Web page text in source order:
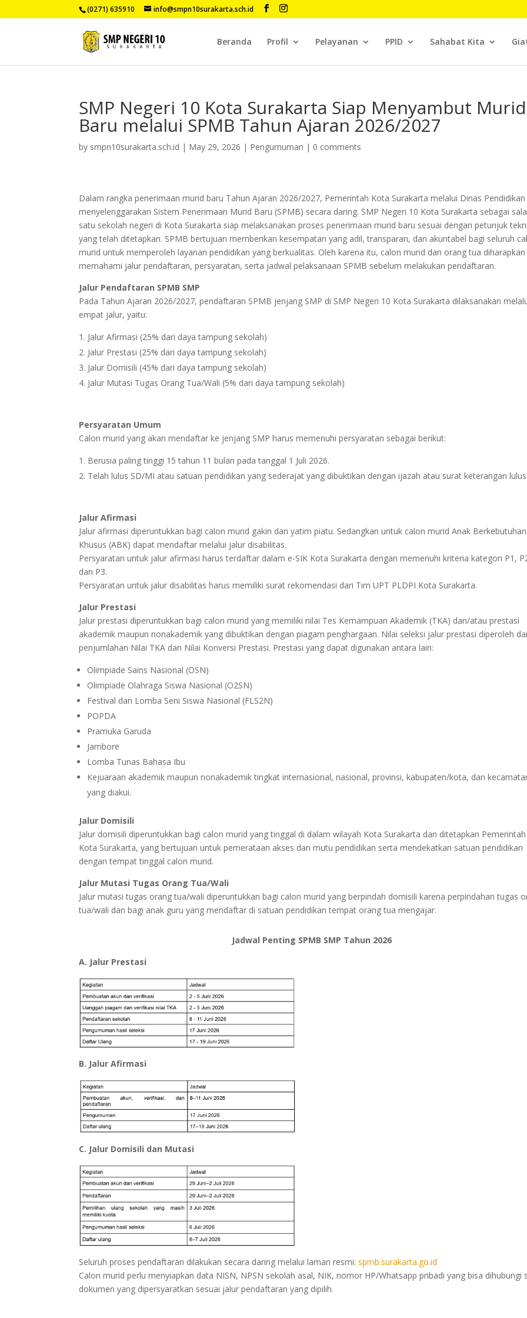
(0271) 635910 info@smpn10surakarta.sch.id
Beranda Profil Pelayanan PPID Sahabat Kita
SMP Negeri 10 Kota Surakarta Siap Menyambut Murid
Baru melalui SPMB Tahun Ajaran 2026/2027
by smpn10surakarta.sch.id | May 29, 2026 | Pengumuman | 0 comments
Dalam rangka penerimaan murid baru Tahun Ajaran 2026/2027, Pemerintah Kota Surakarta melalui Dinas Pendidikan
menyelenggarakan Sistem Penerimaan Murid Baru (SPMB) secara daring. SMP Negeri 10 Kota Surakarta sebagai
satu sekolah negeri di Kota Surakarta siap melaksanakan proses penerimaan murid baru sesuai dengan petunjuk
yang telah ditetapkan. SPMB bertujuan memberikan kesempatan yang adil, transparan, dan akuntabel bagi seluruh
murid untuk memperoleh layanan pendidikan yang berkualitas. Oleh karena itu, calon murid dan orang tua diharapkan
memahami jalur pendaftaran, persyaratan, serta jadwal pelaksanaan SPMB sebelum melakukan pendaftaran.
Jalur Pendaftaran SPMB SMP
Pada Tahun Ajaran 2026/2027, pendaftaran SPMB jenjang SMP di SMP Negeri 10 Kota Surakarta dilaksanakan
empat jalur, yaitu:
Jalur Afirmasi (25% dari daya tampung sekolah)
Jalur Prestasi (25% dari daya tampung sekolah)
Jalur Domisili (45% dari daya tampung sekolah)
Jalur Mutasi Tugas Orang Tua/Wali (5% dari daya tampung sekolah)
Persyaratan Umum
Calon murid yang akan mendaftar ke jenjang SMP harus memenuhi persyaratan sebagai berikut:
Berusia paling tinggi 15 tahun 11 bulan pada tanggal 1 Juli 2026.
Telah lulus SD/MI atau satuan pendidikan yang sederajat yang dibuktikan dengan ijazah atau surat keterangan
Jalur Afirmasi
Jalur afirmasi diperuntukkan bagi calon murid gakin dan yatim piatu. Sedangkan untuk calon murid Anak Berkebutuhan
Khusus (ABK) dapat mendaftar melalui jalur disabilitas.
Persyaratan untuk jalur afirmasi harus terdaftar dalam e-SIK Kota Surakarta dengan memenuhi kriteria kategori P1,
dan P3.
Persyaratan untuk jalur disabilitas harus memiliki surat rekomendasi dari Tim UPT PLDPI Kota Surakarta.
Jalur Prestasi
Jalur prestasi diperuntukkan bagi calon murid yang memiliki nilai Tes Kemampuan Akademik (TKA) dan/atau prestasi
akademik maupun nonakademik yang dibuktikan dengan piagam penghargaan. Nilai seleksi jalur prestasi diperoleh
penjumlahan Nilai TKA dan Nilai Konversi Prestasi. Prestasi yang dapat digunakan antara lain:
Olimpiade Sains Nasional (OSN)
Olimpiade Olahraga Siswa Nasional (O2SN)
Festival dan Lomba Seni Siswa Nasional (FLS2N)
POPDA
Pramuka Garuda
Jambore
Lomba Tunas Bahasa Ibu
Kejuaraan akademik maupun nonakademik tingkat internasional, nasional, provinsi, kabupaten/kota, dan
yang diakui.
Jalur Domisili
Jalur domisili diperuntukkan bagi calon murid yang tinggal di dalam wilayah Kota Surakarta dan ditetapkan Pemerintah
Kota Surakarta, yang bertujuan untuk pemerataan akses dan mutu pendidikan serta mendekatkan satuan pendidikan
dengan tempat tinggal calon murid.
Jalur Mutasi Tugas Orang Tua/Wali
Jalur mutasi tugas orang tua/wali diperuntukkan bagi calon murid yang berpindah domisili karena perpindahan tugas
tua/wali dan bagi anak guru yang mendaftar di satuan pendidikan tempat orang tua mengajar.
Jadwal Penting SPMB SMP Tahun 2026
A. Jalur Prestasi
B. Jalur Afirmasi
C. Jalur Domisili dan Mutasi
Seluruh proses pendaftaran dilakukan secara daring melalui laman resmi:spmb.surakarta.go.id
Calon murid perlu menyiapkan data NISN, NPSN sekolah asal, NIK, nomor HP/Whatsapp pribadi yang bisa dihubungi
dokumen yang dipersyaratkan sesuai jalur pendaftaran yang dipilih.